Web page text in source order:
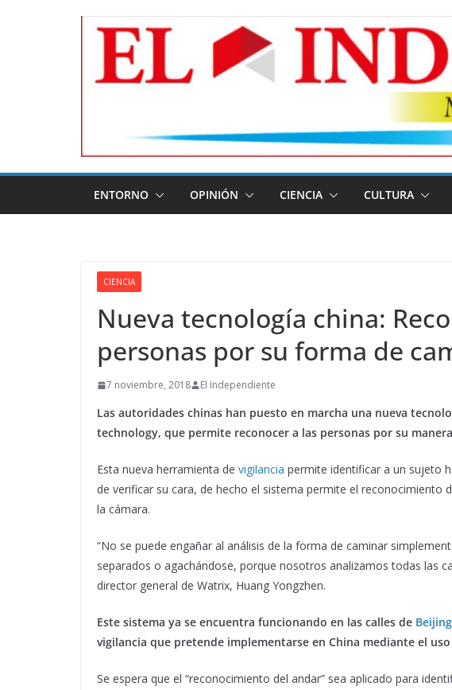
ENTORNO OPINIÓN CIENCIA CULTURA
CIENCIA
Nueva tecnología china:
personas por su forma de
7 noviembre, 2018 El Independiente
Las autoridades chinas han puesto en marcha una nueva
technology, que permite reconocer a las personas por su
Esta nueva herramienta de vigilancia permite identificar a un sujeto
de verificar su cara, de hecho el sistema permite el reconocimiento
la cámara.
“No se puede engañar al análisis de la forma de caminar
separados o agachándose, porque nosotros analizamos todas las
director general de Watrix, Huang Yongzhen.
Este sistema ya se encuentra funcionando en las calles de Beijing
vigilancia que pretende implementarse en China mediante el
Se espera que el “reconocimiento del andar” sea aplicado para